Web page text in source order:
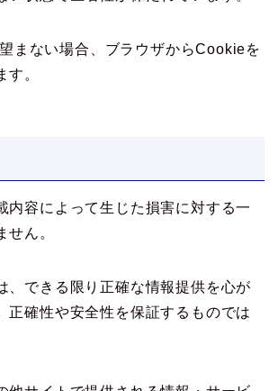
まない場合、ブラウザからCookieを
す。
内容によって生じた損害に対する一
せん。
、できる限り正確な情報提供を心が
正確性や安全性を保証するものでは